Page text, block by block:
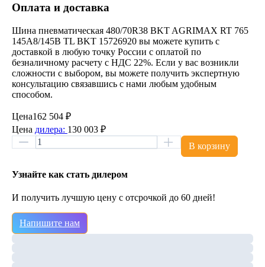
Оплата и доставка
Шина пневматическая 480/70R38 BKT AGRIMAX RT 765
145A8/145B TL BKT 15726920 вы можете купить с
доставкой в любую точку России с оплатой по
безналичному расчету с НДС 22%. Если у вас возникли
сложности с выбором, вы можете получить экспертную
консультацию связавшись с нами любым удобным
способом.
Цена162 504 ₽
Цена дилера: 130 003 ₽
В корзину
Узнайте как стать дилером
И получить лучшую цену с отсрочкой до 60 дней!
Напишите нам